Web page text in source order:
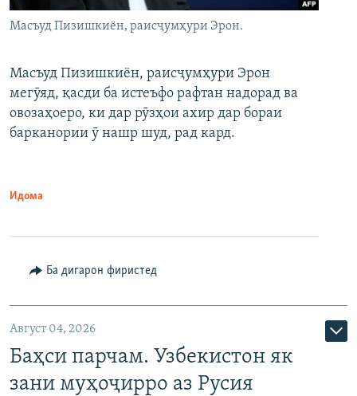
Масъуд Пизишкиён, раисҷумҳури Эрон.
Масъуд Пизишкиён, раисҷумҳури Эрон
мегӯяд, қасди ба истеъфо рафтан надорад ва
овозаҳоеро, ки дар рӯзҳои ахир дар бораи
барканории ӯ нашр шуд, рад кард.
Идома
Ба дигарон фиристед
Август 04, 2026
Баҳси парчам. Узбекистон як
зани муҳоҷирро аз Русия